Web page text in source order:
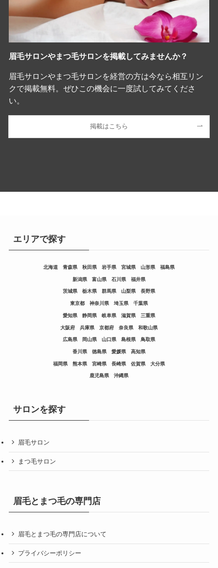
眉毛サロンやまつ毛サロンを掲載してみませんか？
眉毛サロンやまつ毛サロンを経営の方は今なら相互リン
クで掲載無料。ぜひこの機会に一度試してみてくださ
い。
掲載はこちら
エリアで探す
北海道 青森県 秋田県 岩手県 宮城県 山形県 福島県
新潟県 富山県 石川県 福井県
茨城県 栃木県 群馬県 山梨県 長野県
東京都 神奈川県 埼玉県 千葉県
愛知県 静岡県 岐阜県 滋賀県 三重県
大阪府 兵庫県 京都府 奈良県 和歌山県
広島県 岡山県 山口県 島根県 鳥取県
香川県 徳島県 愛媛県 高知県
福岡県 熊本県 宮崎県 長崎県 佐賀県 大分県
鹿児島県 沖縄県
サロンを探す
眉毛サロン
まつ毛サロン
眉毛とまつ毛の専門店
眉毛とまつ毛の専門店について
プライバシーポリシー